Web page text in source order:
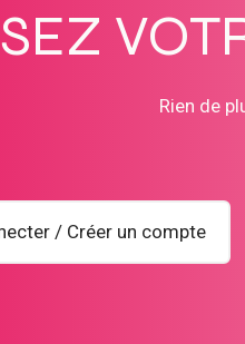
Rien de
/ Créer un compte